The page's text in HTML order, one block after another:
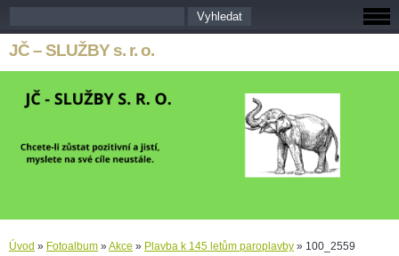
JČ – SLUŽBY s. r. o.
Úvod » Fotoalbum »Akce » Plavba k 145 letům paroplavby » 100_2559